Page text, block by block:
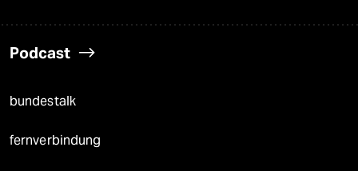
Podcast
bundestalk
fernverbindung